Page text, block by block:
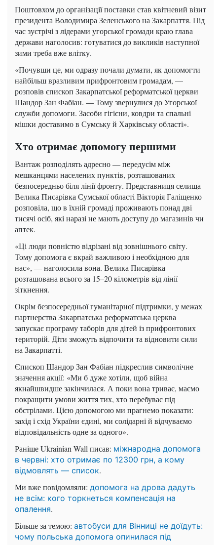
Поштовхом до організації поставки став квітневий візит
президента Володимира Зеленського на Закарпаття. Під
час зустрічі з лідерами угорської громади краю глава
держави наголосив: готуватися до викликів наступної
зими треба вже влітку.
«Почувши це, ми одразу почали думати, як допомогти
найбільш вразливим прифронтовим громадам, —
розповів єпископ Закарпатської реформатської церкви
Шандор Зан Фабіан. — Тому звернулися до Угорської
служби допомоги. Засоби гігієни, ковдри та спальні
мішки доставимо в Сумську й Харківську області».
Хто отримає допомогу першими
Вантаж розподілять адресно — передусім між
мешканцями населених пунктів, розташованих
безпосередньо біля лінії фронту. Представниця селища
Велика Писарівка Сумської області Вікторія Галіщенко
розповіла, що в їхній громаді проживають понад дві
тисячі осіб, які наразі не мають доступу до магазинів чи
аптек.
«Ці люди повністю відрізані від зовнішнього світу.
Тому допомога є вкрай важливою і необхідною для
нас», — наголосила вона. Велика Писарівка
розташована всього за 15–20 кілометрів від лінії
зіткнення.
Окрім безпосередньої гуманітарної підтримки, у межах
партнерства Закарпатська реформатська церква
запускає програму таборів для дітей із прифронтових
територій. Діти зможуть відпочити та відновити сили
на Закарпатті.
Єпископ Шандор Зан Фабіан підкреслив символічне
значення акції: «Ми б дуже хотіли, щоб війна
якнайшвидше закінчилася. А поки вона триває, маємо
покращити умови життя тих, хто перебуває під
обстрілами. Цією допомогою ми прагнемо показати:
захід і схід України єдині, ми солідарні й відчуваємо
відповідальність одне за одного».
Раніше Ukrainian Wall писав: міжнародна допомога
в червні: хто отримає по 12300 грн, а кому
відмовлять — список.
Ми вже повідомляли: допомога на дрова дадуть
не всім: кого торкнеться компенсація на
опалення.
Більше за темою: автобуси для Вінниці не доїдуть:
чому польська допомога опинилася під